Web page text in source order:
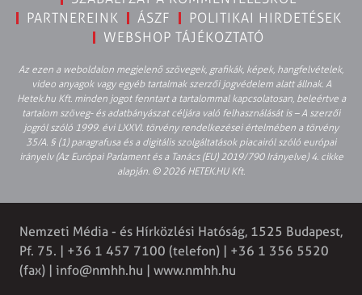
PARTNEREINK
ÁSZF
POLITIKAI HIRDETÉSEK
WEBSHOP TÁJÉKOZTATÓ
Az ezen a weboldalon megjelenő szövegek, grafikák, képek, hangfelvételek,
video anyagok vagy egyéb tartalmak szerzői jogvédelem alatt állnak. A
Hetek.hu Kft. minden jogot fenntart a tartalommal kapcsolatosan, beleértve a
tartalom szöveg- és adatbányászat céljára való felhasználását is – A szerzői
jogról szóló 1999. évi LXXVI. törvény rendelkezései értelmében a törvény
35/A. § (1) paragrafusa és a digitális szolgáltatások piacairól szóló európai
irányelv (Az Európai Parlament és a Tanács (EU) 2019/790 Irányelve) 4. cikke
alapján. © 2026 HETEK.HU Kft.
Nemzeti Média - és Hírközlési Hatóság, 1525 Budapest,
Pf. 75. | +36 1 457 7100 (telefon) | +36 1 356 5520
(fax) | info@nmhh.hu | www.nmhh.hu